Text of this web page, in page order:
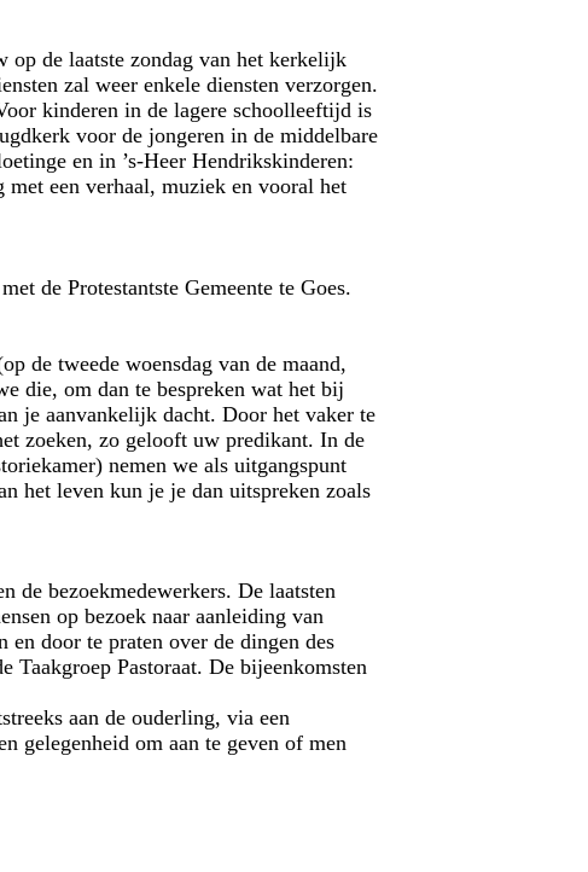
op de laatste zondag van het kerkelijk
zal weer enkele diensten verzorgen.
kinderen in de lagere schoolleeftijd is
voor de jongeren in de middelbare
en in ’s-Heer Hendrikskinderen:
een verhaal, muziek en vooral het
de Protestantste Gemeente te Goes.
de tweede woensdag van de maand,
die, om dan te bespreken wat het bij
je aanvankelijk dacht. Door het vaker te
zoeken, zo gelooft uw predikant. In de
nemen we als uitgangspunt
het leven kun je je dan uitspreken zoals
de bezoekmedewerkers. De laatsten
op bezoek naar aanleiding van
door te praten over de dingen des
Taakgroep Pastoraat. De bijeenkomsten
aan de ouderling, via een
gelegenheid om aan te geven of men